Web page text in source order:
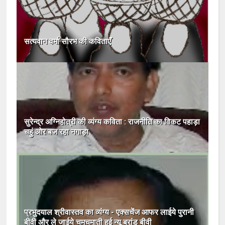
सत्यवान वर्मा सौरभ की कविताएँ
सुरेन्‍द्र अग्‍निहोत्री की व्यंग्य कविता : राजनीति का विकट पहाड़ा
चहुं ओर बज रहा नगाड़ा
प्रभुदयाल श्रीवास्तव का व्यंग्य - एक्सचेंज आफर लाईये पुरानी
बीवी और ले जाईये चमचमाती हुई न्यू ब्रांड बीवी